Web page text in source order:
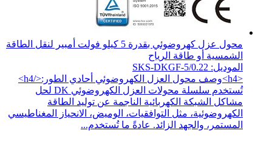
محول عزل كهروضوئي بقدرة 5 كيلو فولت أمبير لنقل الطاقة
الشمسية أو طاقة الرياح
الموديل: SKS-DKGF-5/0.22
<h4>وصف محول العزل الكهروضوئي أحادي الطور:</h4>
تُستخدم سلسلة محولات العزل الكهروضوئي DK لحل
مشاكل الشبكة الكهربائية الناجمة عن توليد الطاقة
الكهروضوئية، مثل التوافقيات، الوميض، الانحياز المغناطيسي
المستمر، والجهد الزائد. عادةً ما تُستخدم...